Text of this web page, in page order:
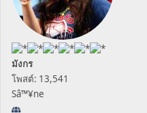
มังกร
โพสต์: 13,541
Sâ™¥ne